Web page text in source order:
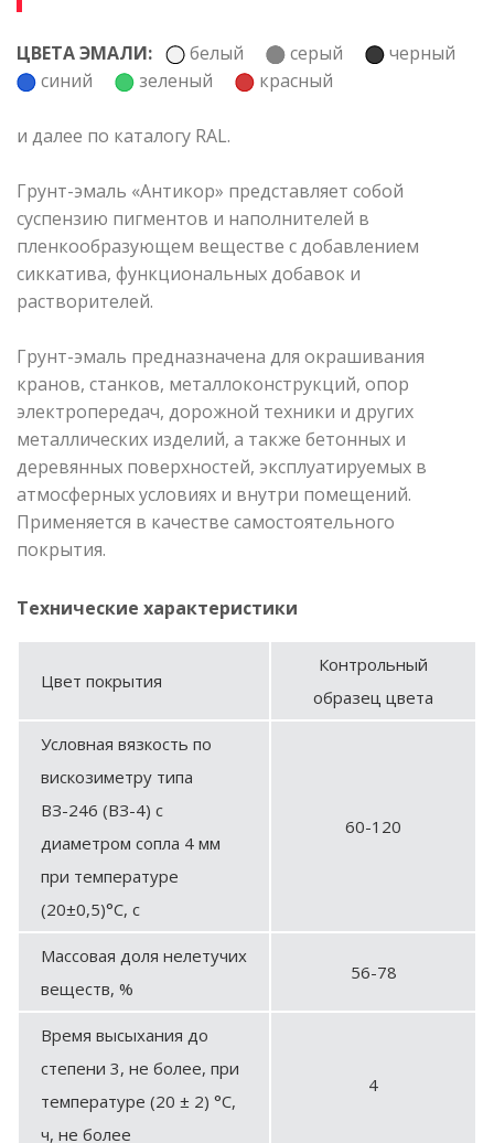
ЦВЕТА ЭМАЛИ: белый серый
черный
синий
зеленый красный
и далее по каталогу RAL.
Грунт-эмаль «Антикор» представляет собой
суспензию пигментов и наполнителей в
пленкообразующем веществе с добавлением
сиккатива, функциональных добавок и
растворителей.
Грунт-эмаль предназначена для окрашивания
кранов, станков, металлоконструкций, опор
электропередач, дорожной техники и других
металлических изделий, а также бетонных и
деревянных поверхностей, эксплуатируемых в
атмосферных условиях и внутри помещений.
Применяется в качестве самостоятельного
покрытия.
Технические характеристики
Цвет покрытия
Контрольный
образец цвета
Условная вязкость по
вискозиметру типа
ВЗ-246 (ВЗ-4) с
диаметром сопла 4 мм
при температуре
(20±0,5)°С, с
60-120
Массовая доля нелетучих
веществ, %
56-78
Время высыхания до
степени 3, не более, при
температуре (20 ± 2) °С,
ч, не более
4